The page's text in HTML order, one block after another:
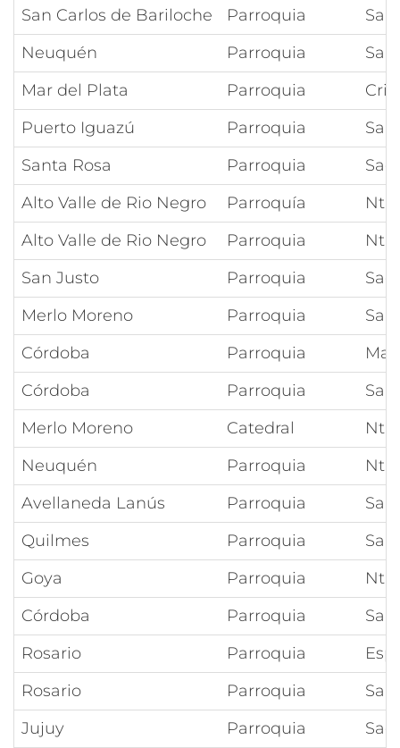
San Carlos de Bariloche Parroquia
Neuquén
Parroquia
Mar del Plata
Parroquia
Puerto Iguazú
Parroquia
Santa Rosa
Parroquia
Alto Valle de Rio Negro
Parroquía
Alto Valle de Rio Negro
Parroquia
San Justo
Parroquia
Merlo Moreno
Parroquia
San
Córdoba
Parroquia
Córdoba
Parroquia
Merlo Moreno
Catedral
Neuquén
Parroquia
Avellaneda Lanús
Parroquia
Quilmes
Parroquia
Goya
Parroquia
Córdoba
Parroquia
Rosario
Parroquia
Rosario
Parroquia
San
Jujuy
Parroquia